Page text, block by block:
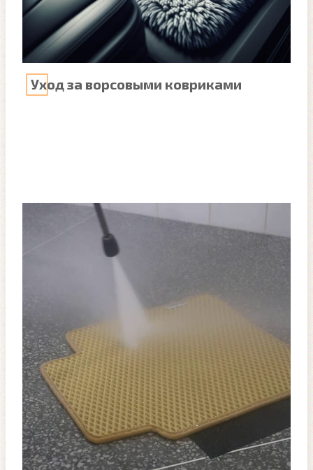
Уход за ворсовыми ковриками